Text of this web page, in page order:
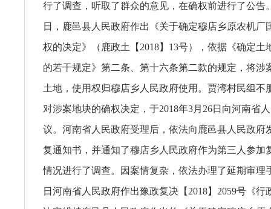
行了调查，听取了群众的意见，在确权前进行了公告
日，鹿邑县人民政府作出《关于确定穆店乡原农机厂
权的决定》（鹿政土【2018】13号），依据《确定土
的若干规定》第二条、第十六条第二款的规定，将涉
土地，使用权归穆店乡人民政府使用。贾湾村民组不
对涉案地块的确权决定，于2018年3月26日向河南省
议。河南省人民政府受理后，依法向鹿邑县人民政府
复通知书，并通知了穆店乡人民政府作为第三人参加
情况进行了调查。因案情复杂，依法办理了延期审理
日河南省人民政府作出豫政复决【2018】2059号《行